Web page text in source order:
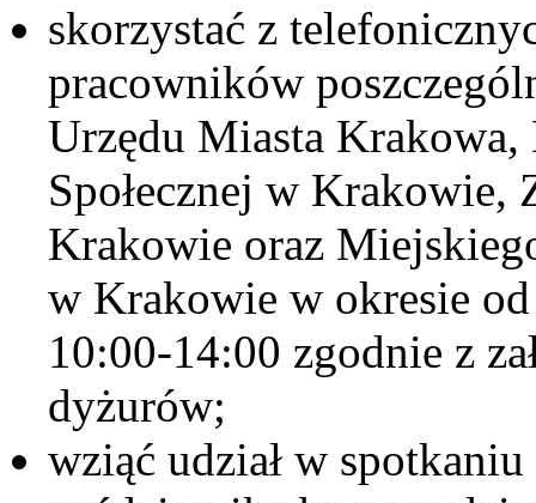
skorzystać z
pracowników
Urzędu Miasta
Społecznej w
Krakowie oraz
w Krakowie w okresie
10:00-14:00 zgodnie z
dyżurów;
wziąć udział w